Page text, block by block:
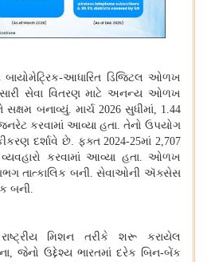
-આધારિત ડિજિટલ ઓળખ
સેવા વિતરણ માટે અનન્ય ઓળખ
સક્ષમ બનાવ્યું. માર્ચ 2026 સુધીમાં, 1.44
કરવામાં આવ્યા હતા. તેનો ઉપયોગ
દર્શાવે છે. ફક્ત 2024-25માં 2,707
કરવામાં આવ્યા હતા.ઓળખ
તાત્કાલિક બની.સેવાઓની ઍક્સેસ
બની.
મિશન તરીકે શરૂ કરાયેલ
જેનો ઉદ્દેશ્ય ભારતમાં દરેક બિન-બેંક